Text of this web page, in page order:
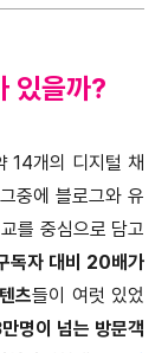
있을까?
14개의 디지털 채
중에 블로그와 유
를 중심으로 담고
독자 대비 20배가
츠들이 여럿 있었
명이 넘는 방문객